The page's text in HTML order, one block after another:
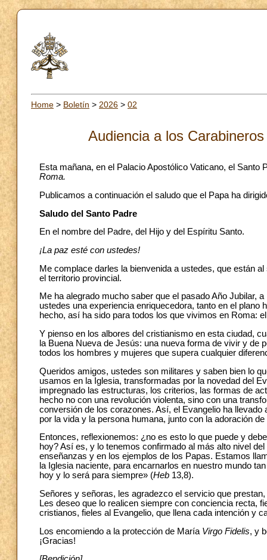
Home > Boletín > 2026 > 02
Audiencia a los
Esta mañana, en el Palacio Apostólico Vaticano, el
Roma.
Publicamos a continuación el saludo que el Papa ha
Saludo del Santo Padre
En el nombre del Padre, del Hijo y del Espíritu Santo.
¡La paz esté con ustedes!
Me complace darles la bienvenida a ustedes, que están
el territorio provincial.
Me ha alegrado mucho saber que el pasado Año Jubilar,
ustedes una experiencia enriquecedora, tanto en el
hecho, así ha sido para todos los que vivimos en Roma:
Y pienso en los albores del cristianismo en esta ciudad,
la Buena Nueva de Jesús: una nueva forma de vivir y de
todos los hombres y mujeres que supera cualquier
Queridos amigos, ustedes son militares y saben bien lo
usamos en la Iglesia, transformadas por la novedad del
impregnado las estructuras, los criterios, las formas de
hecho no con una revolución violenta, sino con una
conversión de los corazones. Así, el Evangelio ha
por la vida y la persona humana, junto con la adoración
Entonces, reflexionemos: ¿no es esto lo que puede y
hoy? Así es, y lo tenemos confirmado al más alto nivel
enseñanzas y en los ejemplos de los Papas. Estamos
la Iglesia naciente, para encarnarlos en nuestro mundo
hoy y lo será para siempre» (Heb 13,8).
Señores y señoras, les agradezco el servicio que
Les deseo que lo realicen siempre con conciencia recta,
cristianos, fieles al Evangelio, que llena cada intención y
Los encomiendo a la protección de María Virgo Fidelis, y
¡Gracias!